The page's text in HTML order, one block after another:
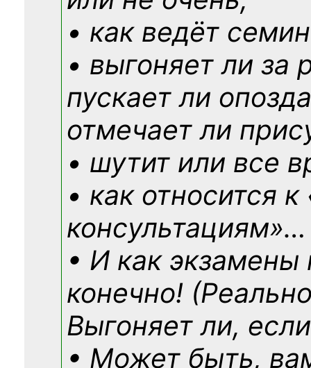
• как ведёт
• выгоняет ли за
пускает ли
отмечает ли
• шутит или все
• как относится
консультациям»…
• И как экзамены
конечно!
Выгоняет ли,
• Может быть,